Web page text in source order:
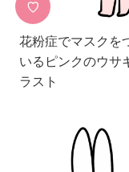
♡
花粉症でマスクを
いるピンクのウサ
ラスト